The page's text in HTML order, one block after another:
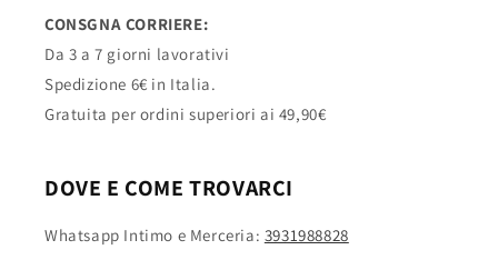
CONSGNA CORRIERE:
Da 3 a 7 giorni lavorativi
Spedizione 6€ in Italia.
Gratuita per ordini superiori ai 49,90€
DOVE E COME TROVARCI
Whatsapp Intimo e Merceria: 3931988828